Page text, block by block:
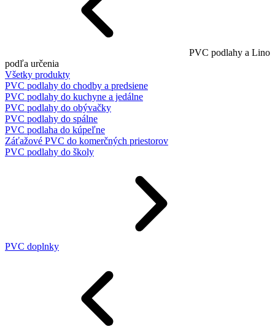
PVC podlahy a Lino
podľa určenia
Všetky produkty
PVC podlahy do chodby a predsiene
PVC podlahy do kuchyne a jedálne
PVC podlahy do obývačky
PVC podlahy do spálne
PVC podlaha do kúpeľne
Záťažové PVC do komerčných priestorov
PVC podlahy do školy
PVC doplnky